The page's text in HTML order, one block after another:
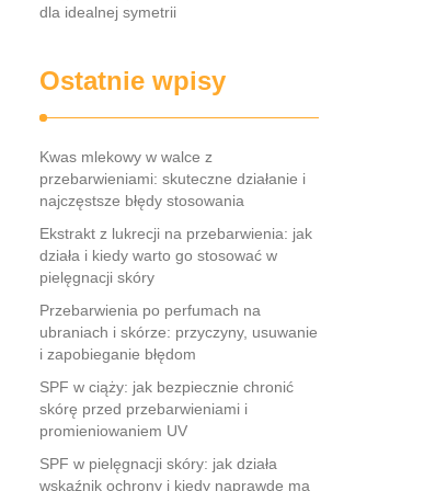
dla idealnej symetrii
Ostatnie wpisy
Kwas mlekowy w walce z
przebarwieniami: skuteczne działanie i
najczęstsze błędy stosowania
Ekstrakt z lukrecji na przebarwienia: jak
działa i kiedy warto go stosować w
pielęgnacji skóry
Przebarwienia po perfumach na
ubraniach i skórze: przyczyny, usuwanie
i zapobieganie błędom
SPF w ciąży: jak bezpiecznie chronić
skórę przed przebarwieniami i
promieniowaniem UV
SPF w pielęgnacji skóry: jak działa
wskaźnik ochrony i kiedy naprawdę ma